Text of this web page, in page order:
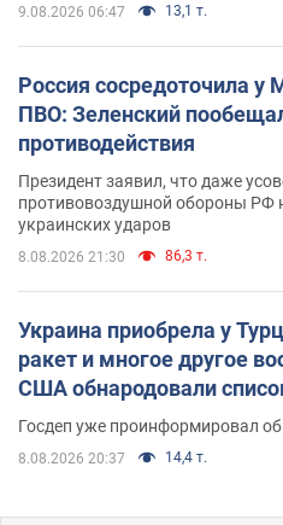
9.08.2026 06:47 13,1 т.
Россия сосредоточила у
ПВО: Зеленский
противодействия
Президент заявил, что даже
противовоздушной обороны РФ
украинских ударов
8.08.2026 21:30 86,3 т.
Украина приобрела у
ракет и многое другое
США обнародовали
Госдеп уже проинформировал
8.08.2026 20:37 14,4 т.